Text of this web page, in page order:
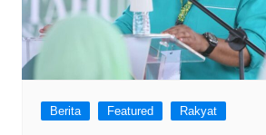
Berita Featured Rakyat